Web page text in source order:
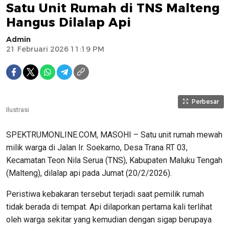
Satu Unit Rumah di TNS Malteng
Hangus Dilalap Api
Admin
21 Februari 2026 11:19 PM
Perbesar
Ilustrasi
SPEKTRUMONLINE.COM, MASOHI – Satu unit rumah mewah
milik warga di Jalan Ir. Soekarno, Desa Trana RT 03,
Kecamatan Teon Nila Serua (TNS), Kabupaten Maluku Tengah
(Malteng), dilalap api pada Jumat (20/2/2026).
Peristiwa kebakaran tersebut terjadi saat pemilik rumah
tidak berada di tempat. Api dilaporkan pertama kali terlihat
oleh warga sekitar yang kemudian dengan sigap berupaya